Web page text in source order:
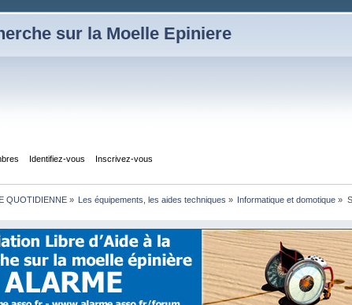
sur la Moelle Epiniere
Identifiez-vous Inscrivez-vous
QUOTIDIENNE» Les équipements, les aides techniques » Informatique et domotique »